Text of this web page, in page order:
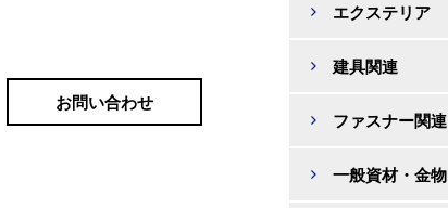
お問い合わせ
エクステリア
建具関連
ファスナー関連
一般資材・金物